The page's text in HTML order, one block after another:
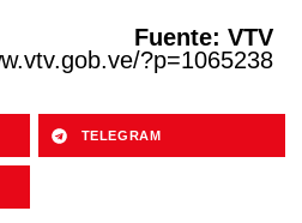
Fuente: VTV
?p=1065238
TELEGRAM